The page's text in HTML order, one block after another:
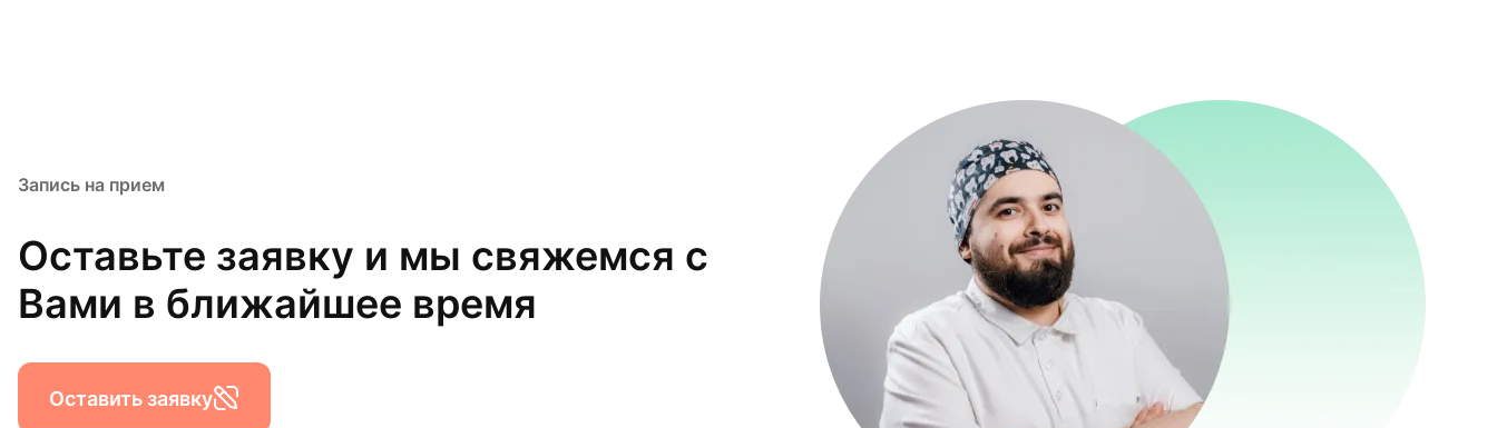
Запись на прием
Оставьте заявку и мы свяжемся с
Вами в ближайшее время
Оставить заявку